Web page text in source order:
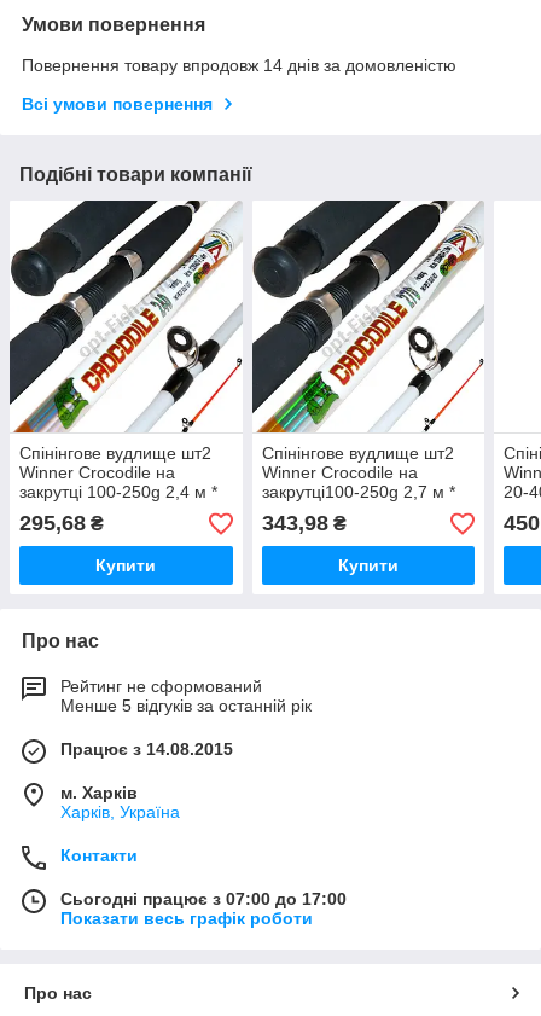
Умови повернення
Повернення товару впродовж 14 днів за домовленістю
Всі умови повернення
Подібні товари компанії
Спінінгове вудлище шт2
Winner Crocodile на
закрутці 100-250g 2,4 м *
295,68 ₴
Купити
Спінінгове вудлище шт2
Winner Crocodile на
закрутці100-250g 2,7 м *
343,98₴
Купити
20-
Про нас
Рейтинг не сформований
Менше 5 відгуків за останній рік
Працює з 14.08.2015
м. Харків
Харків, Україна
Контакти
Сьогодні працює з 07:00 до 17:00
Показати весь графік роботи
Про нас